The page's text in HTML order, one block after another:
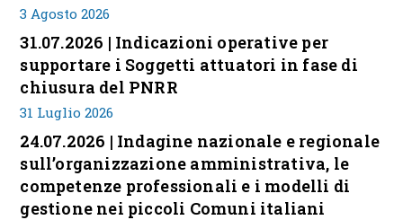
3 Agosto 2026
31.07.2026 | Indicazioni operative per
supportare i Soggetti attuatori in fase di
chiusura del PNRR
31 Luglio 2026
24.07.2026 | Indagine nazionale e regionale
sull’organizzazione amministrativa, le
competenze professionali e i modelli di
gestione nei piccoli Comuni italiani